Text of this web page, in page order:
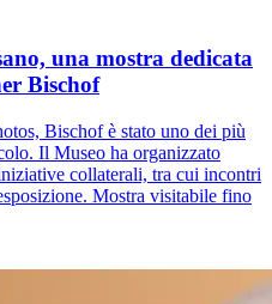
una mostra dedicata
Bischof
Bischof è stato uno dei più
Il Museo ha organizzato
collaterali, tra cui incontri
Mostra visitabile fino